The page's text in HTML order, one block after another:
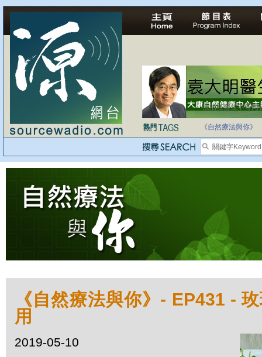
法治社會並不等同
自家教育合法化-
《自然療法與你》
《自然療法與你》- EP431 -
用
2019-05-10